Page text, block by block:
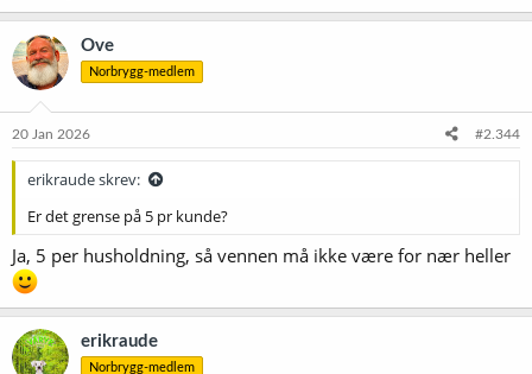
Ove
Norbrygg-medlem
20 Jan 2026 #2.344
erikraude skrev:
Er det grense på 5 pr kunde?
Ja, 5 per husholdning, så vennen må ikke være for nær heller
erikraude
Norbrygg-medlem